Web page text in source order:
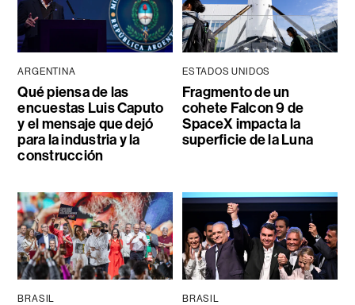
ARGENTINA
Qué piensa de las
encuestas Luis Caputo
y el mensaje que dejó
para la industria y la
construcción
ESTADOS UNIDOS
Fragmento de un
cohete Falcon 9 de
SpaceX impacta la
superficie de la Luna
BRASIL BRASIL